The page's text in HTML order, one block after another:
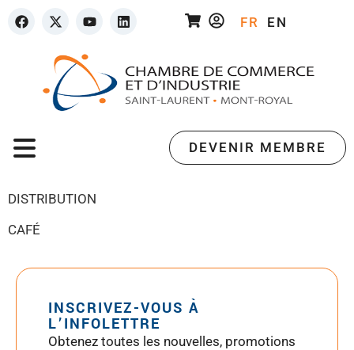
FR EN
DEVENIR MEMBRE
DISTRIBUTION
CAFÉ
INSCRIVEZ-VOUS À
L’INFOLETTRE
Obtenez toutes les nouvelles, promotions